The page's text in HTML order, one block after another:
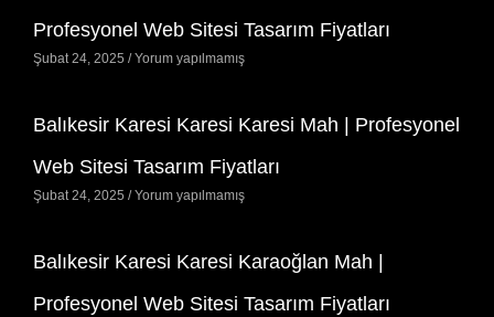
Profesyonel Web Sitesi Tasarım Fiyatları
Şubat 24, 2025 Yorum yapılmamış
Balıkesir Karesi Karesi Karesi Mah | Profesyonel
Web Sitesi Tasarım Fiyatları
Şubat 24, 2025 Yorum yapılmamış
Balıkesir Karesi Karesi Karaoğlan Mah |
Profesyonel Web Sitesi Tasarım Fiyatları